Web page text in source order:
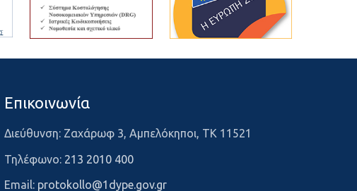
Επικοινωνία
Διεύθυνση: Ζαχάρωφ 3, Αμπελόκηποι, ΤΚ 11521
Τηλέφωνο: 213 2010 400
Email: protokollo@1dype.gov.gr